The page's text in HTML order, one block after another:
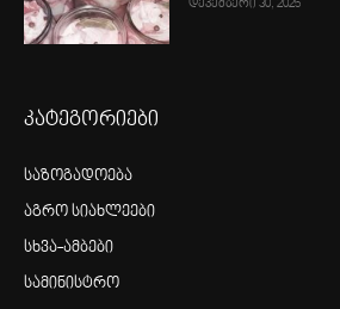
დეკემბერი 30, 2025
კატეგორიები
საზოგადოება
აგრო სიახლეები
სხვა-ამბები
სამინისტრო